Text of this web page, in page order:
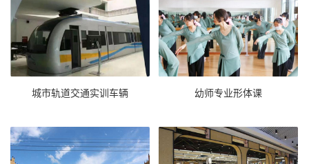
城市轨道交通实训车辆 幼师专业形体课